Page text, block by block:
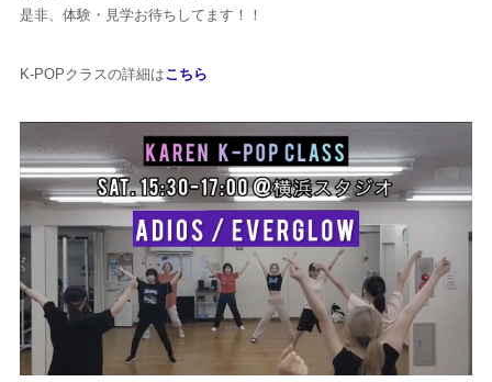
是非、体験・見学お待ちしてます！！
K-POPクラスの詳細はこちら